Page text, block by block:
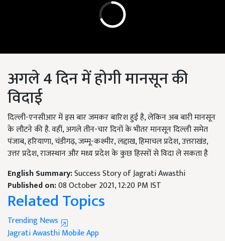
अगले 4 दिन में होगी मानसून की
विदाई
दिल्ली-एनसीआर में इस बार जमकर बारिश हुई है, लेकिन अब बारी मानसून
के लौटने की है. वहीं, अगले तीन-चार दिनों के भीतर मानसून दिल्ली समेत
पंजाब, हरियाणा, चंडीगढ़, जम्मू-कश्मीर, लद्दाख, हिमाचल प्रदेश, उत्तराखंड,
उत्तर प्रदेश, राजस्थान और मध्य प्रदेश के कुछ हिस्सों से विदा ले सकता है
English Summary:Success Story of Jagrati Awasthi
Published on:08 October 2021, 12:20 PM IST
Related Topics
Trending News
Jagrati AwasthiMobile App